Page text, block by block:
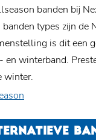
banden bij
types zijn de
is dit een
en winterband.
winter.